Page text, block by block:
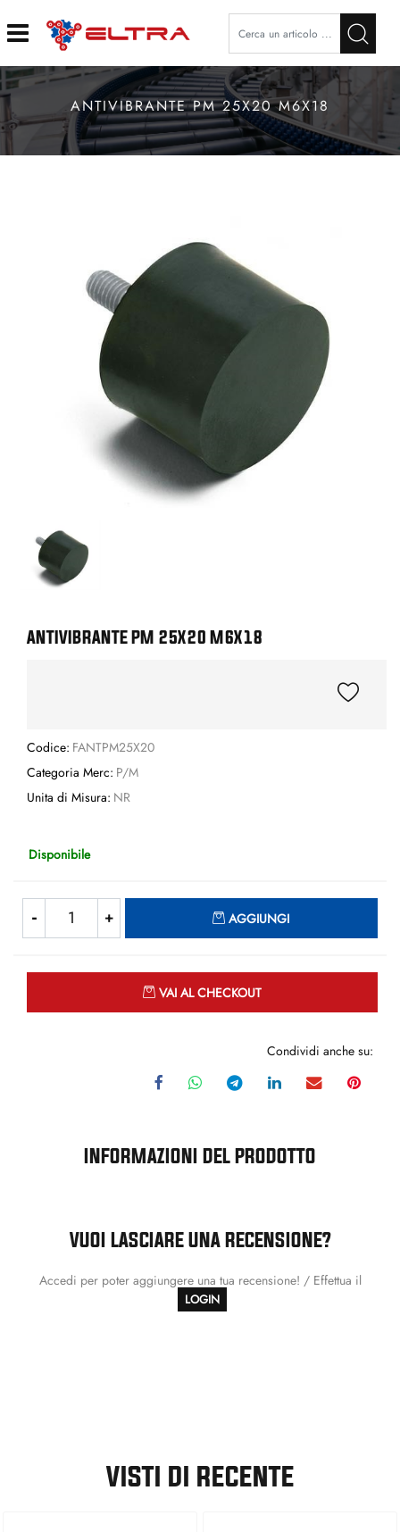
Open
ANTIVIBRANTE PM 25X20 M6X18
ANTIVIBRANTE PM 25X20 M6X18
Codice: FANTPM25X20
Categoria Merc: P/M
Unita di Misura: NR
Disponibile
AGGIUNGI
VAI AL CHECKOUT
Condividi anche su:
INFORMAZIONI DEL PRODOTTO
VUOI LASCIARE UNA RECENSIONE?
Accedi per poter aggiungere una tua recensione! / Effettua il
LOGIN
VISTI DI RECENTE